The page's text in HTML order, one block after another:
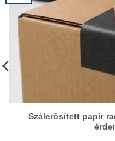
Szálerősített papír